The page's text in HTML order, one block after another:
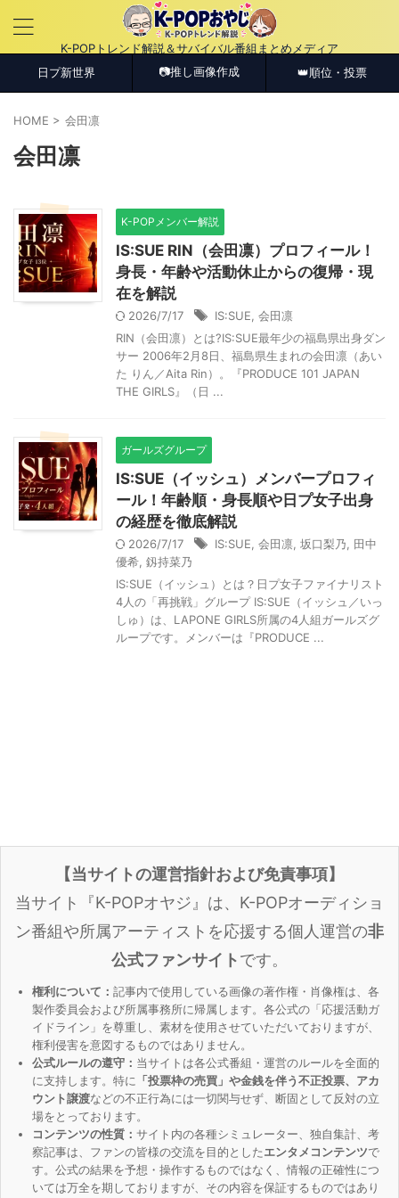
K-POPトレンド解説＆サバイバル番組まとめメディア
日プ新世界 📷推し画像作成 👑順位・投票
HOME > 会田凛
会田凛
K-POPメンバー解説
IS:SUE RIN（会田凛）プロフィール！
身長・年齢や活動休止からの復帰・現
在を解説
2026/7/17 IS:SUE 会田凛
RIN（会田凛）とは?IS:SUE最年少の福島県出身ダン
サー 2006年2月8日、福島県生まれの会田凛（あい
た りん／Aita Rin）。『PRODUCE 101 JAPAN
THE GIRLS』（日 ...
ガールズグループ
IS:SUE（イッシュ）メンバープロフィ
ール！年齢順・身長順や日プ女子出身
の経歴を徹底解説
2026/7/17 IS:SUE 会田凛 坂口梨乃
田中
優希 釼持菜乃
IS:SUE（イッシュ）とは？日プ女子ファイナリスト
4人の「再挑戦」グループ IS:SUE（イッシュ／いっ
しゅ）は、LAPONE GIRLS所属の4人組ガールズグ
ループです。メンバーは『PRODUCE ...
【当サイトの運営指針および免責事項】
当サイト『K-POPオヤジ』は、K-POPオーディショ
ン番組や所属アーティストを応援する個人運営の非
公式ファンサイトです。
権利について： 記事内で使用している画像の著作権・肖像権は、各
製作委員会および所属事務所に帰属します。各公式の「応援活動ガ
イドライン」を尊重し、素材を使用させていただいておりますが、
権利侵害を意図するものではありません。
公式ルールの遵守： 当サイトは各公式番組・運営のルールを全面的
に支持します。特に 「投票枠の売買」や金銭を伴う不正投票、アカ
ウント譲渡などの不正行為には一切関与せず、断固として反対の立
場をとっております。
コンテンツの性質： サイト内の各種シミュレーター、独自集計、考
察記事は、ファンの皆様の交流を目的とした エンタメコンテンツで
す。公式の結果を予想・操作するものではなく、情報の正確性につ
いては万全を期しておりますが、その内容を保証するものではあり